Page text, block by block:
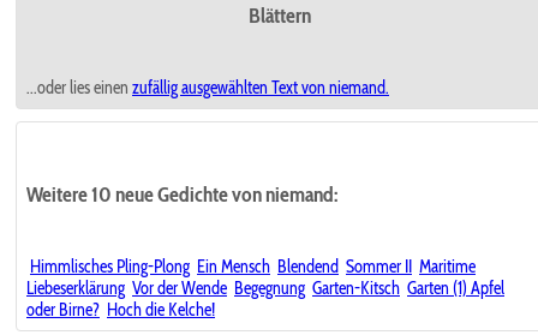
Blättern
...oder lies einen zufällig ausgewählten Text von niemand.
Weitere 10 neue Gedichte von niemand:
Himmlisches Pling-Plong Ein Mensch Blendend Sommer II Maritime
Liebeserklärung Vor der Wende Begegnung Garten-Kitsch Garten (1) Apfel
oder Birne? Hoch die Kelche!